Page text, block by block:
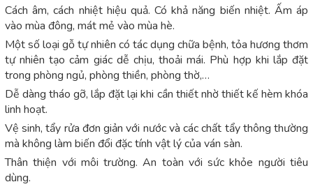
Cách âm, cách nhiệt hiệu quả. Có khả năng biến nhiệt. Ấm áp
vào mùa đông, mát mẻ vào mùa hè.
Một số loại gỗ tự nhiên có tác dụng chữa bệnh, tỏa hương thơm
tự nhiên tạo cảm giác dễ chịu, thoải mái. Phù hợp khi lắp đặt
trong phòng ngủ, phòng thiền, phòng thờ,…
Dễ dàng tháo gỡ, lắp đặt lại khi cần thiết nhờ thiết kế hèm khóa
linh hoạt.
Vệ sinh, tẩy rửa đơn giản với nước và các chất tẩy thông thường
mà không làm biến đổi đặc tính vật lý của ván sàn.
Thân thiện với môi trường. An toàn với sức khỏe người tiêu
dùng.